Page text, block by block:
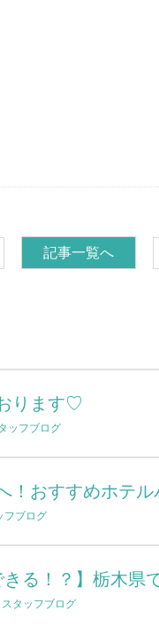
記事一覧へ
ります♡
ッフブログ
！おすすめホテル
フブログ
きる！？】栃木県
スタッフブログ